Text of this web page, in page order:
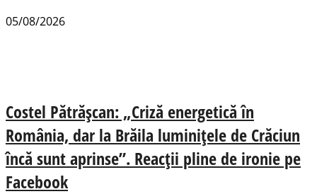
05/08/2026
Costel Pătrășcan: „Criză energetică în
România, dar la Brăila luminițele de Crăciun
încă sunt aprinse”. Reacții pline de ironie pe
Facebook